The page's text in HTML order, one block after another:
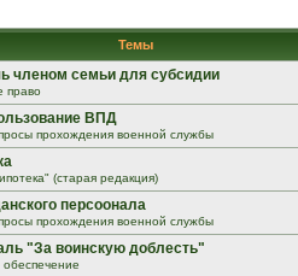
Темы
членом семьи для субсидии
право
ВПД
прохождения военной службы
(старая редакция)
персоонала
прохождения военной службы
"За воинскую доблесть"